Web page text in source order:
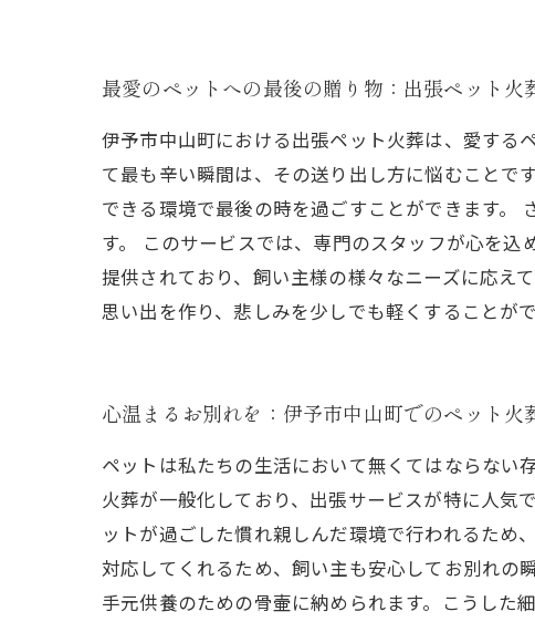
最愛のペットへの最後の贈り物：出張ペット火
伊予市中山町における出張ペット火葬は、愛する
て最も辛い瞬間は、その送り出し方に悩むことで
できる環境で最後の時を過ごすことができます。
す。 このサービスでは、専門のスタッフが心を
提供されており、飼い主様の様々なニーズに応え
思い出を作り、悲しみを少しでも軽くすることがで
心温まるお別れを：伊予市中山町でのペット火
ペットは私たちの生活において無くてはならない
火葬が一般化しており、出張サービスが特に人気
ットが過ごした慣れ親しんだ環境で行われるため
対応してくれるため、飼い主も安心してお別れの
手元供養のための骨壷に納められます。こうした